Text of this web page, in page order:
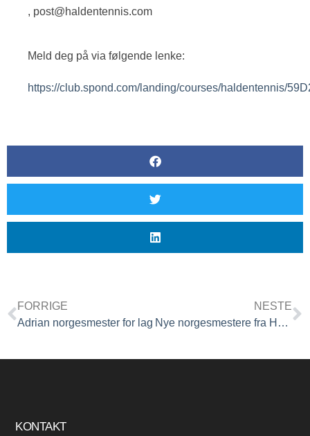
, post@haldentennis.com
Meld deg på via følgende lenke:
https://club.spond.com/landing/courses/haldentennis/
FORRIGE
Adrian norgesmester for lag
NESTE
Nye norgesmestere fra Halden TK
KONTAKT